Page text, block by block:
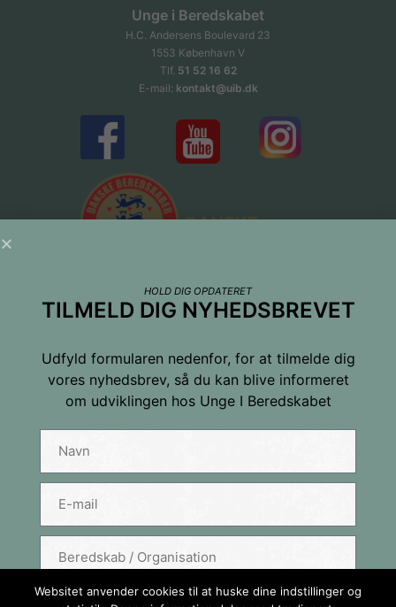
Unge i Beredskabet
H.C. Andersens Boulevard 23
1553 København V
Tlf. 51 52 16 62
E-mail: kontakt@uib.dk
Tilmeld dig nyhedsbrevet
Navn
Websitet anvender cookies til at huske dine indstillinger og
HOLD DIG OPDATERET
TILMELD DIG NYHEDSBREVET
Udfyld formularen nedenfor, for at tilmelde dig
vores nyhedsbrev, så du kan blive informeret
om udviklingen hos Unge I Beredskabet